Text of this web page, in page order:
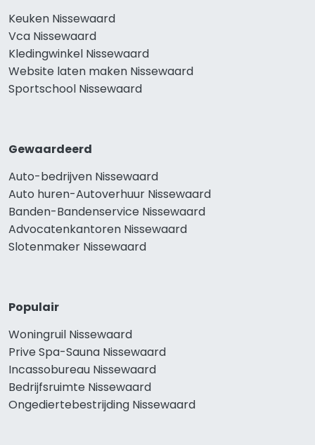
Keuken Nissewaard
Vca Nissewaard
Kledingwinkel Nissewaard
Website laten maken Nissewaard
Sportschool Nissewaard
Gewaardeerd
Auto-bedrijven Nissewaard
Auto huren-Autoverhuur Nissewaard
Banden-Bandenservice Nissewaard
Advocatenkantoren Nissewaard
Slotenmaker Nissewaard
Populair
Woningruil Nissewaard
Prive Spa-Sauna Nissewaard
Incassobureau Nissewaard
Bedrijfsruimte Nissewaard
Ongediertebestrijding Nissewaard